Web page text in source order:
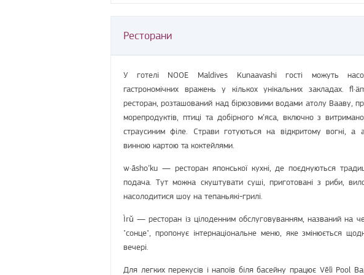
Ресторани
У готелі NOOE Maldives Kunaavashi гості можуть
гастрономічних вражень у кількох унікальних закладах.
ресторан, розташований над бірюзовими водами атолу Вааву,
морепродуктів, птиці та добірного м’яса, включно з
страусиним філе. Страви готуються на відкритому вогні, а
винною картою та коктейлями.
w·āsho’ku — ресторан японської кухні, де поєднуються
подача. Тут можна скуштувати суші, приготовані з риби,
насолодитися шоу на тепаньякі-грилі.
Ìrǔ — ресторан із цілоденним обслуговуванням, названий на
"сонце", пропонує інтернаціональне меню, яке змінюється
вечері.
Для легких перекусів і напоїв біля басейну працює Vēlì Pool